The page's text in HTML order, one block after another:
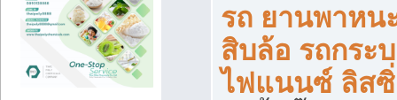
รถ ยานพาหน
สิบล้อ รถกระ
ไฟแนนซ์ ลิส